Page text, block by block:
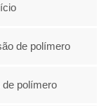
de polímero
de polímero